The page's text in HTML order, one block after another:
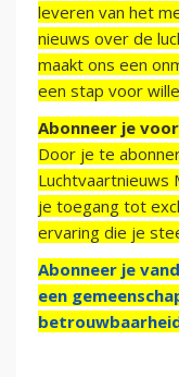
leveren van het
nieuws over de
maakt ons een
een stap voor
Abonneer je
Door je te
Luchtvaartnieuws
je toegang tot
ervaring die je
Abonneer je
een